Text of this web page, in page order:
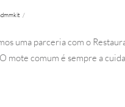
/
uma parceria com o
mote comum é sempre a